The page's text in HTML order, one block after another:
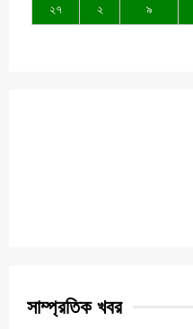
২৭ ২ ৯
সাম্প্রতিক খবর